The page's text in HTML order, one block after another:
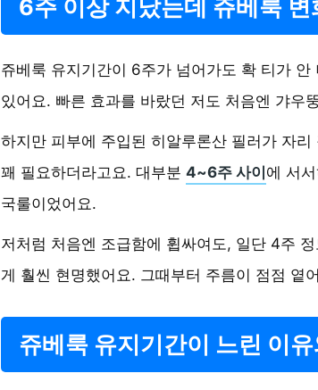
6주 이상 지났는데 쥬베룩 변
쥬베룩 유지기간이 6주가 넘어가도 확 티가 안
있어요. 빠른 효과를 바랐던 저도 처음엔 갸우
하지만 피부에 주입된 히알루론산 필러가 자
꽤 필요하더라고요. 대부분 4~6주 사이 에 서
국룰이었어요.
저처럼 처음엔 조급함에 휩싸여도, 일단 4주
게 훨씬 현명했어요. 그때부터 주름이 점점 옅
쥬베룩 유지기간이 느린 이